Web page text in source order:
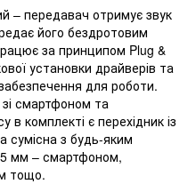
– передавач отримує звук
його бездротовим
за принципом Plug &
установки драйверів та
для роботи.
смартфоном та
в комплекті є перехідник із
сумісна з будь-яким
мм – смартфоном,
тощо.